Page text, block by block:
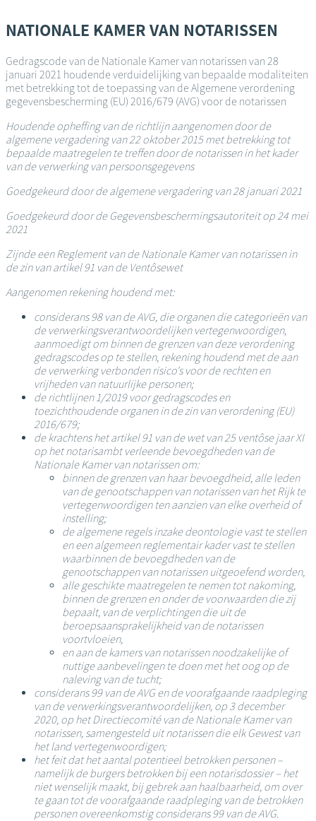
en
naar
inhoud
gaan
NATIONALE KAMER VAN NOTARISSEN
Gedragscode van de Nationale Kamer van notarissen van 28
januari 2021 houdende verduidelijking van bepaalde modaliteiten
met betrekking tot de toepassing van de Algemene verordening
gegevensbescherming (EU) 2016/679 (AVG) voor de notarissen
Houdende opheffing van de richtlijn aangenomen door de
algemene vergadering van 22 oktober 2015 met betrekking tot
bepaalde maatregelen te treffen door de notarissen in het kader
van de verwerking van persoonsgegevens
Goedgekeurd door de algemene vergadering van 28 januari 2021
Goedgekeurd door de Gegevensbeschermingsautoriteit op 24 mei
2021
Zijnde een Reglement van de Nationale Kamer van notarissen in
de zin van artikel 91 van de Ventôsewet
Aangenomen rekening houdend met:
considerans 98 van de AVG, die organen die categorieën van
de verwerkingsverantwoordelijken vertegenwoordigen,
aanmoedigt om binnen de grenzen van deze verordening
gedragscodes op te stellen, rekening houdend met de aan
de verwerking verbonden risico's voor de rechten en
vrijheden van natuurlijke personen;
de richtlijnen 1/2019 voor gedragscodes en
toezichthoudende organen in de zin van verordening (EU)
2016/679;
de krachtens het artikel 91 van de wet van 25 ventôse jaar XI
op het notarisambt verleende bevoegdheden van de
Nationale Kamer van notarissen om:
binnen de grenzen van haar bevoegdheid, alle leden
van de genootschappen van notarissen van het Rijk te
vertegenwoordigen ten aanzien van elke overheid of
instelling;
de algemene regels inzake deontologie vast te stellen
en een algemeen reglementair kader vast te stellen
waarbinnen de bevoegdheden van de
genootschappen van notarissen uitgeoefend worden,
alle geschikte maatregelen te nemen tot nakoming,
binnen de grenzen en onder de voorwaarden die zij
bepaalt, van de verplichtingen die uit de
beroepsaansprakelijkheid van de notarissen
voortvloeien,
en aan de kamers van notarissen noodzakelijke of
nuttige aanbevelingen te doen met het oog op de
naleving van de tucht;
considerans 99 van de AVG en de voorafgaande raadpleging
van de verwerkingsverantwoordelijken, op 3 december
2020, op het Directiecomité van de Nationale Kamer van
notarissen, samengesteld uit notarissen die elk Gewest van
het land vertegenwoordigen;
het feit dat het aantal potentieel betrokken personen –
namelijk de burgers betrokken bij een notarisdossier – het
niet wenselijk maakt, bij gebrek aan haalbaarheid, om over
te gaan tot de voorafgaande raadpleging van de betrokken
personen overeenkomstig considerans 99 van de AVG.